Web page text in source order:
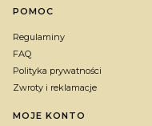
Linki w stopce
POMOC
Regulaminy
FAQ
Polityka prywatności
Zwroty i reklamacje
MOJE KONTO